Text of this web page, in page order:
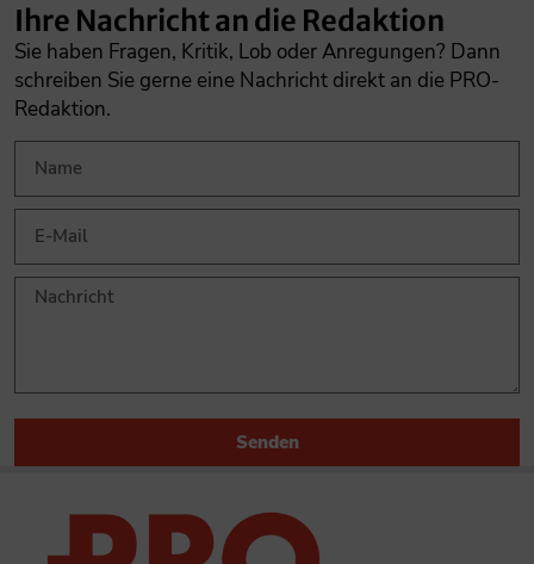
Ihre Nachricht an die Redaktion
Sie haben Fragen, Kritik, Lob oder Anregungen? Dann
schreiben Sie gerne eine Nachricht direkt an die PRO-
Redaktion.
Senden